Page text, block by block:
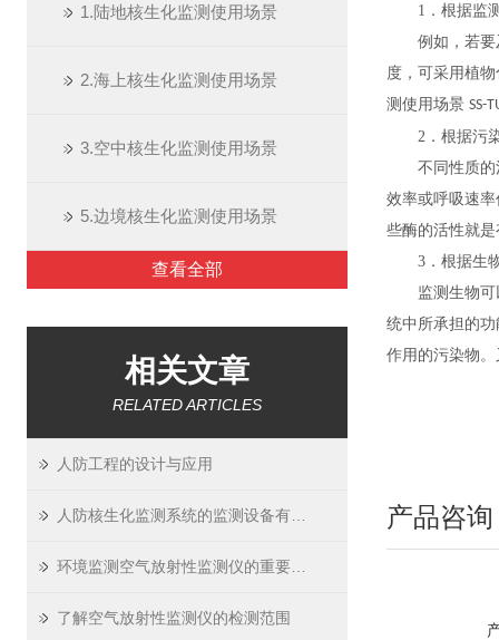
1.陆地核生化监测使用场景
2.海上核生化监测使用场景
3.空中核生化监测使用场景
5.边境核生化监测使用场景
查看全部
相关文章
RELATED ARTICLES
人防工程的设计与应用
了解空气放射性监测仪的检测范围
1．根据监
例如，若
度，可采用植
测使用场景 SS-
2．根据污
不同性质
效率或呼吸速
些酶的活性就
3．根据生
监测生物
统中所承担的
作用的污染物
产品咨询